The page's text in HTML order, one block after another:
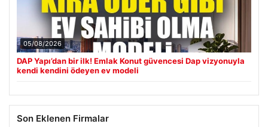
05/08/2026
DAP Yapı’dan bir ilk! Emlak Konut güvencesi Dap vizyonuyla
kendi kendini ödeyen ev modeli
Son Eklenen Firmalar